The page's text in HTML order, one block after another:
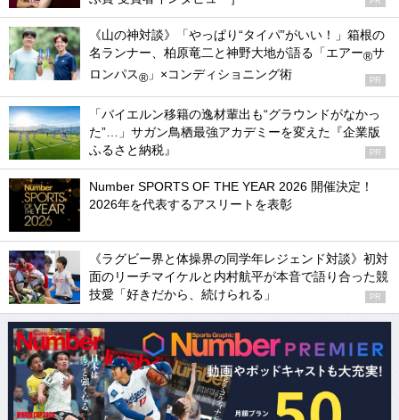
《山の神対談》「やっぱり“タイパ”がいい！」箱根の
名ランナー、柏原竜二と神野大地が語る「エアー®サ
ロンパス® 」×コンディショニング術 PR
「バイエルン移籍の逸材輩出も“グラウンドがなかっ
た”…」サガン鳥栖最強アカデミーを変えた『企業版
ふるさと納税』
PR
Number SPORTS OF THE YEAR 2026 開催決定！
2026年を代表するアスリートを表彰
《ラグビー界と体操界の同学年レジェンド対談》初対
面のリーチマイケルと内村航平が本音で語り合った競
技愛「好きだから、続けられる」
PR